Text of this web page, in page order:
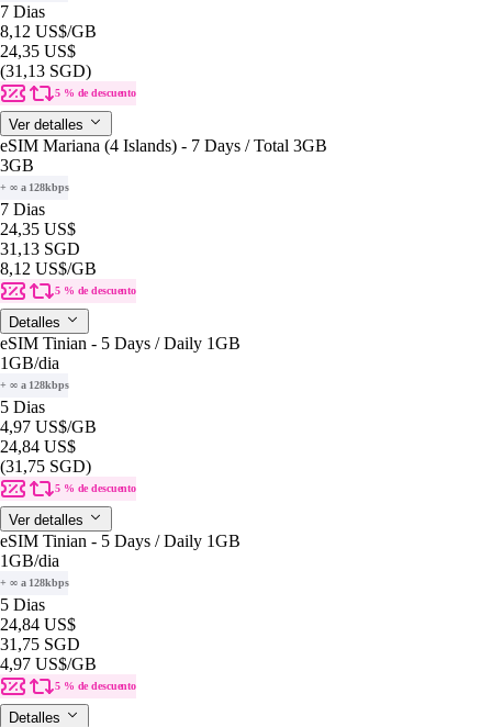
7 Dias
8,12 US$/GB
24,35 US$
(31,13 SGD)
5 % de descuento
Ver detalles
eSIM Mariana (4 Islands) - 7 Days / Total 3GB
3GB
+ ∞ a 128kbps
7 Dias
24,35 US$
31,13 SGD
8,12 US$/GB
5 % de descuento
Detalles
eSIM Tinian - 5 Days / Daily 1GB
1GB/dia
+ ∞ a 128kbps
5 Dias
4,97 US$/GB
24,84 US$
(31,75 SGD)
5 % de descuento
Ver detalles
eSIM Tinian - 5 Days / Daily 1GB
1GB/dia
+ ∞ a 128kbps
5 Dias
24,84 US$
31,75 SGD
4,97 US$/GB
5 % de descuento
Detalles